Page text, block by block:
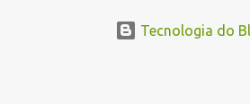
não resistiu aos ferimentos e veio a
Tecnologia do